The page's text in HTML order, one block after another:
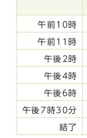
午前10時
午前11時
午後2時
午後4時
午後6時
午後7時30分
結了